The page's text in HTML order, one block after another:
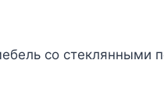
со стеклянными